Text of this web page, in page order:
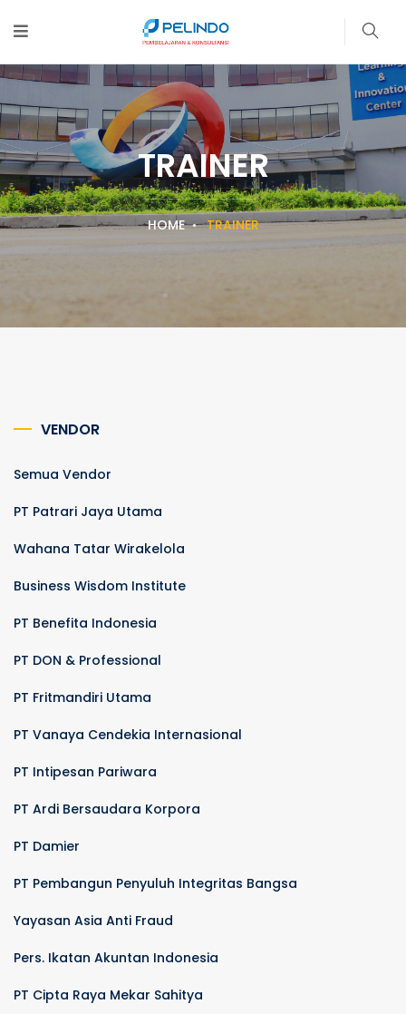
TRAINER
HOME TRAINER
VENDOR
Semua Vendor
PT Patrari Jaya Utama
Wahana Tatar Wirakelola
Business Wisdom Institute
PT Benefita Indonesia
PT DON & Professional
PT Fritmandiri Utama
PT Vanaya Cendekia Internasional
PT Intipesan Pariwara
PT Ardi Bersaudara Korpora
PT Damier
PT Pembangun Penyuluh Integritas Bangsa
Yayasan Asia Anti Fraud
Pers. Ikatan Akuntan Indonesia
PT Cipta Raya Mekar Sahitya